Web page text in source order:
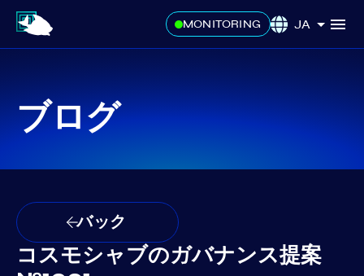
MONITORING JA
ブログ
バック
コスモシャブのガバナンス提案